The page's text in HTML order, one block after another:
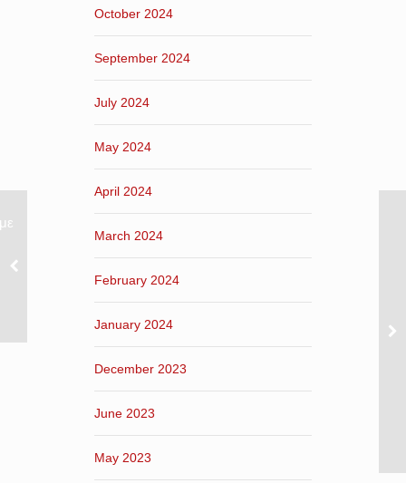
October 2024
September 2024
July 2024
May 2024
April 2024
March 2024
February 2024
January 2024
December 2023
June 2023
May 2023